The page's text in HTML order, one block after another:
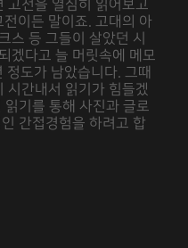
고전을 열심히 읽어보고
이든 말이죠. 고대의 아
스 등 그들이 살았던 시
겠다고 늘 머릿속에 메모
도가 남았습니다. 그때
시간내서 읽기가 힘들겠
기를 통해 사진과 글로
간접경험을 하려고 합